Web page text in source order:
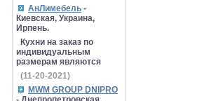
АнЛимебель -
Киевская, Украина,
Ирпень.
Кухни на заказ по
индивидуальным
размерам являются
(11-20-2021)
MWM GROUP DNIPRO